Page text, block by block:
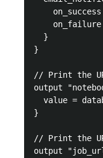
  }
}
// Print the
output
value =
}
// Print the
output